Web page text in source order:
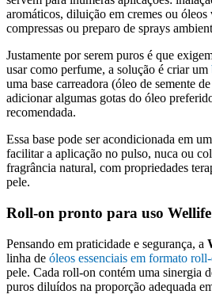
aromáticos, diluição em cremes ou óleos
compressas ou preparo de sprays
Justamente por serem puros é que
usar como perfume, a solução é criar um
uma base carreadora (óleo de semente
adicionar algumas gotas do óleo
recomendada.
Essa base pode ser acondicionada em
facilitar a aplicação no pulso, nuca ou
fragrância natural, com propriedades
pele.
Roll‑on pronto para uso Wellife
Pensando em praticidade e segurança, a
linha de óleos essenciais em formato
pele. Cada roll‑on contém uma sinergia
puros diluídos na proporção adequada